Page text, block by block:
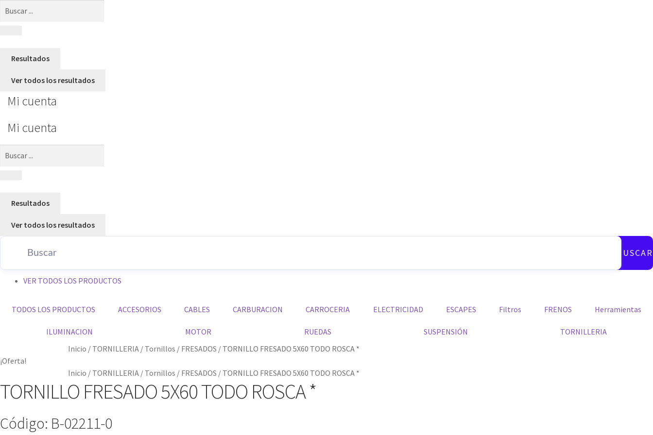
Resultados
Ver todos los resultados
Mi cuenta
Mi cuenta
Resultados
Ver todos los resultados
BUSCAR
VER TODOS LOS PRODUCTOS
TODOS LOS PRODUCTOS ACCESORIOS CABLES CARBURACION CARROCERIA ELECTRICIDAD ESCAPES Filtros FRENOS Herramientas
ILUMINACION MOTOR RUEDAS SUSPENSIÓN
TORNILLERIA
Inicio / TORNILLERIA / Tornillos / FRESADOS / TORNILLO FRESADO 5X60 TODO ROSCA *
¡Oferta!
Inicio / TORNILLERIA / Tornillos / FRESADOS / TORNILLO FRESADO 5X60 TODO ROSCA *
TORNILLO FRESADO 5X60 TODO ROSCA *
Código: B-02211-0